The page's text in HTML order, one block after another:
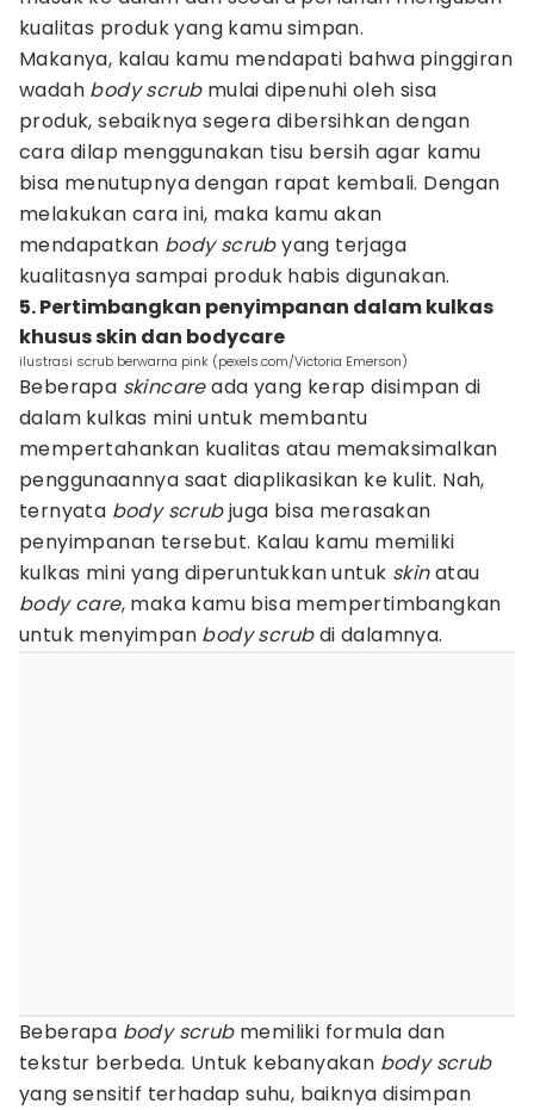
kualitas produk yang kamu simpan.
Makanya, kalau kamu mendapati bahwa pinggiran
wadah body scrubmulai dipenuhi oleh sisa
produk, sebaiknya segera dibersihkan dengan
cara dilap menggunakan tisu bersih agar kamu
bisa menutupnya dengan rapat kembali. Dengan
melakukan cara ini, maka kamu akan
mendapatkan body scrubyang terjaga
kualitasnya sampai produk habis digunakan.
5. Pertimbangkan penyimpanan dalam kulkas
khusus skin dan bodycare
ilustrasi scrub berwarna pink (pexels.com/Victoria Emerson)
Beberapa skincareada yang kerap disimpan di
dalam kulkas mini untuk membantu
mempertahankan kualitas atau memaksimalkan
penggunaannya saat diaplikasikan ke kulit. Nah,
ternyata body scrubjuga bisa merasakan
penyimpanan tersebut. Kalau kamu memiliki
kulkas mini yang diperuntukkan untuk skinatau
body care, maka kamu bisa mempertimbangkan
untuk menyimpan body scrubdi dalamnya.
Beberapa body scrubmemiliki formula dan
tekstur berbeda. Untuk kebanyakan body scrub
yang sensitif terhadap suhu, baiknya disimpan